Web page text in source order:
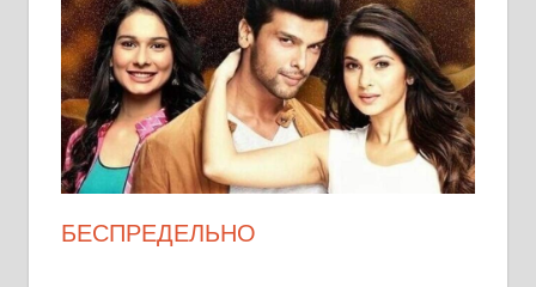
БЕСПРЕДЕЛЬНО